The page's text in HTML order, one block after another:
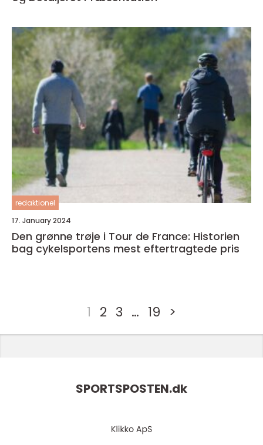
redaktionel
17. January 2024
Den grønne trøje i Tour de France: Historien
bag cykelsportens mest eftertragtede pris
1 2 3 … 19 >
SPORTSPOSTEN.dk